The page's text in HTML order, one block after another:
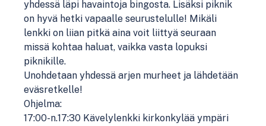
yhdessä läpi havaintoja bingosta. Lisäksi piknik
on hyvä hetki vapaalle seurustelulle! Mikäli
lenkki on liian pitkä aina voit liittyä seuraan
missä kohtaa haluat, vaikka vasta lopuksi
piknikille.
Unohdetaan yhdessä arjen murheet ja lähdetään
eväsretkelle!
Ohjelma:
17:00-n.17:30 Kävelylenkki kirkonkylää ympäri